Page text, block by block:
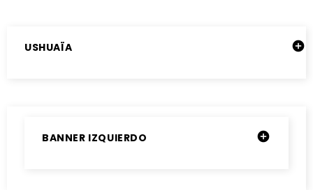
USHUAÏA 
BANNER IZQUIERDO 